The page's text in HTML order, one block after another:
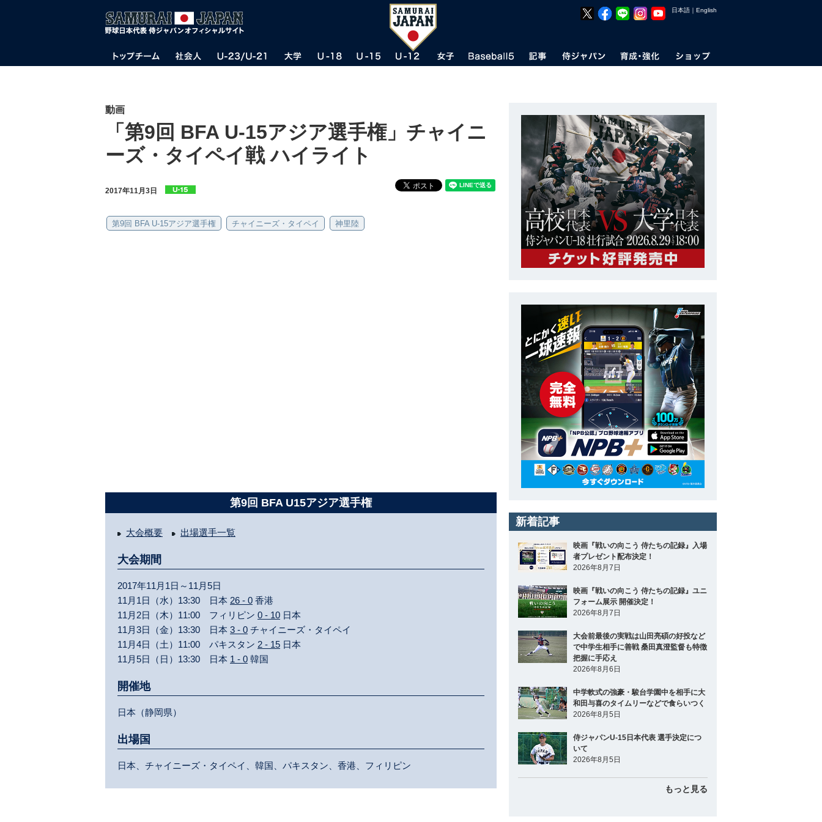
日本語 ｜ English
動画
「第9回 BFA U-15アジア選手権」チャイニ
ーズ・タイペイ戦 ハイライト
2017年11月3日
第9回 BFA U-15アジア選手権 チャイニーズ・タイペイ 神里陸
第9回 BFA U15アジア選手権
大会概要 出場選手一覧
大会期間
2017年11月1日～11月5日
11月1日（水）13:30 日本 26 - 0 香港
11月2日（木）11:00 フィリピン 0 - 10 日本
11月3日（金）13:30 日本 3 - 0 チャイニーズ・タイペイ
11月4日（土）11:00 パキスタン 2 - 15 日本
11月5日（日）13:30 日本 1 - 0 韓国
開催地
日本（静岡県）
出場国
日本、チャイニーズ・タイペイ、韓国、パキスタン、香港、フィリピン
新着記事
映画『戦いの向こう 侍たちの記録』入場
者プレゼント配布決定！
2026年8月7日
映画『戦いの向こう 侍たちの記録』ユニ
フォーム展示 開催決定！
2026年8月7日
大会前最後の実戦は山田亮碩の好投など
で中学生相手に善戦 桑田真澄監督も特徴
把握に手応え
2026年8月6日
中学軟式の強豪・駿台学園中を相手に大
和田与喜のタイムリーなどで食らいつく
2026年8月5日
侍ジャパンU-15日本代表 選手決定につ
いて
2026年8月5日
もっと見る